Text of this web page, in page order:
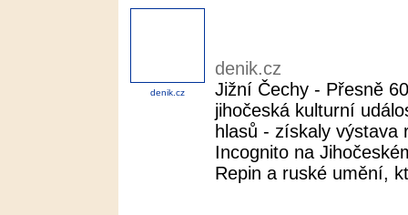
denik.cz
denik.cz
Jižní Čechy - Přesně
jihočeská kulturní
hlasů - získaly výstava
Incognito na
Repin a ruské umění,